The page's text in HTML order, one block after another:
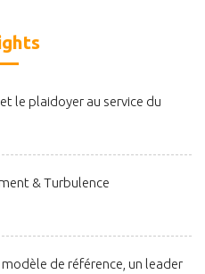
le plaidoyer au service du
& Turbulence
modèle de référence, un leader